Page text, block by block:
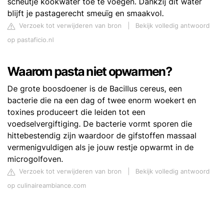
blijft je pastagerecht smeuïg en smaakvol.
Verzoek tot verwijderen van bron
Bekijk volledig antwoord
op pastaficio.nl
Waarom pasta niet opwarmen?
De grote boosdoener is de Bacillus cereus, een
bacterie die na een dag of twee enorm woekert en
toxines produceert die leiden tot een
voedselvergiftiging. De bacterie vormt sporen die
hittebestendig zijn waardoor de gifstoffen massaal
vermenigvuldigen als je jouw restje opwarmt in de
microgolfoven.
Verzoek tot verwijderen van bron
Bekijk volledig antwoord
op culinaireambiance.com